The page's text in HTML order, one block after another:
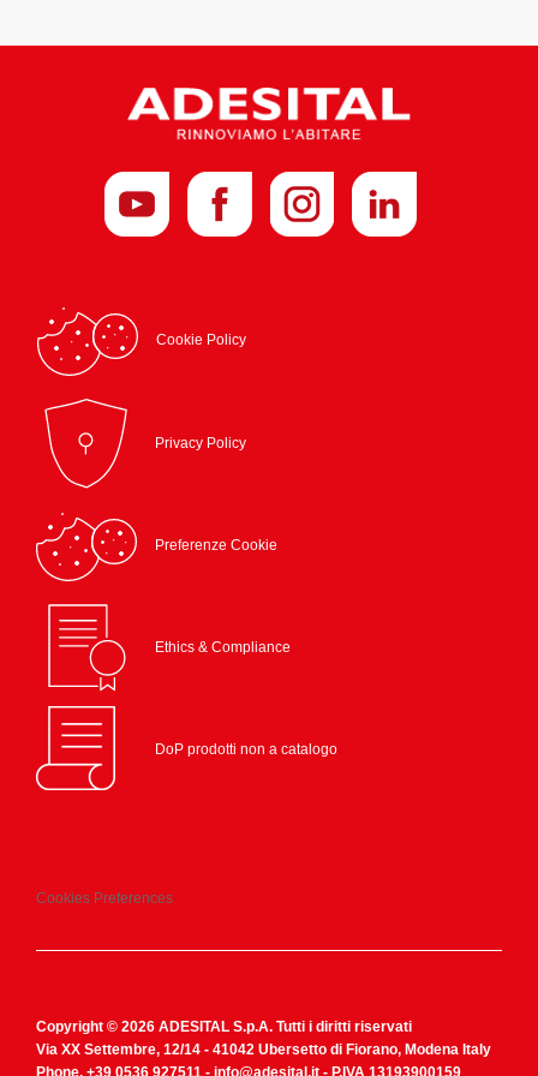
Cookie Policy
Privacy Policy
Preferenze Cookie
Ethics & Compliance
DoP prodotti non a catalogo
Cookies Preferences
Copyright © 2026 ADESITAL S.p.A. Tutti i diritti riservati
Via XX Settembre, 12/14 - 41042 Ubersetto di Fiorano, Modena Italy
Phone. +39 0536 927511 - info@adesital.it - P.IVA 13193900159